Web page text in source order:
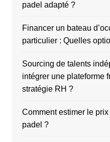
padel adapté ?
Financer un bateau
particulier : Quelles
Sourcing de talents
intégrer une plateforme
stratégie RH ?
Comment estimer le
padel ?